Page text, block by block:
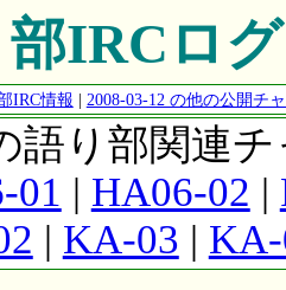
IRCロ
IRC情報 | 2008-03-12 の他の公開チ
語り部関連
01 | HA06-02 |
| KA-03 |